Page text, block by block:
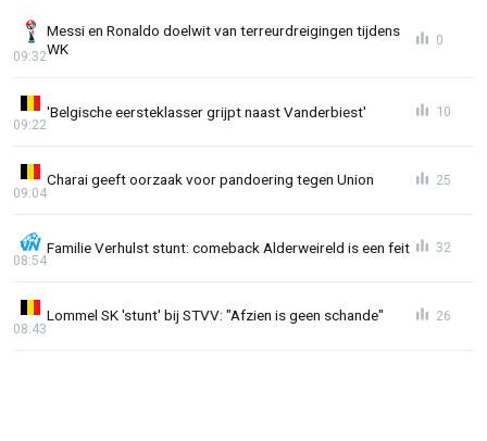
Messi en Ronaldo doelwit van terreurdreigingen tijdens
WK
09:32
0
'Belgische eersteklasser grijpt naast Vanderbiest'
09:22
10
Charai geeft oorzaak voor pandoering tegen Union
09:04
25
Familie Verhulst stunt: comeback Alderweireld is een feit
08:54
32
Lommel SK 'stunt' bij STVV: "Afzien is geen schande"
08:43
26